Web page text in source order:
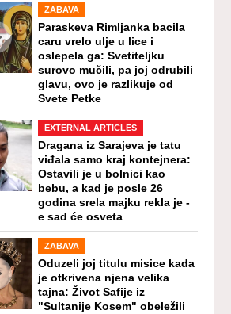
ZABAVA
Paraskeva Rimljanka bacila
caru vrelo ulje u lice i
oslepela ga: Svetiteljku
surovo mučili, pa joj odrubili
glavu, ovo je razlikuje od
Svete Petke
EXTERNAL ARTICLES
Dragana iz Sarajeva je tatu
viđala samo kraj kontejnera:
Ostavili je u bolnici kao
bebu, a kad je posle 26
godina srela majku rekla je -
e sad će osveta
ZABAVA
Oduzeli joj titulu misice kada
je otkrivena njena velika
tajna: Život Safije iz
"Sultanije Kosem" obeležili